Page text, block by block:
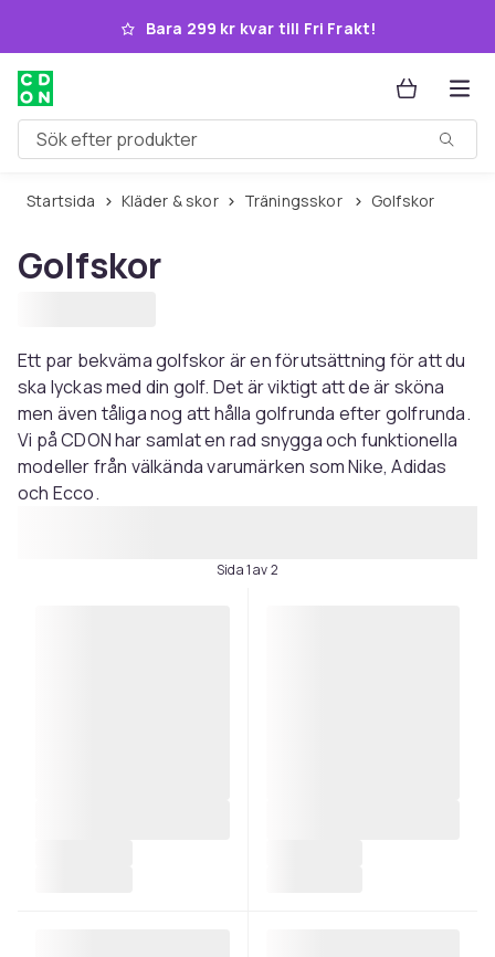
Hoppa till huvudinnehållet
Bara 299 kr kvar till Fri Frakt!
Sök efter produkter
Startsida Kläder & skor Träningsskor Golfskor
Golfskor
Ett par bekväma golfskor är en förutsättning för att du
ska lyckas med din golf. Det är viktigt att de är sköna
men även tåliga nog att hålla golfrunda efter golfrunda.
Vi på CDON har samlat en rad snygga och funktionella
modeller från välkända varumärken som Nike, Adidas
och Ecco.
Sida 1 av 2